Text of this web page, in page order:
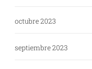
octubre 2023
septiembre 2023